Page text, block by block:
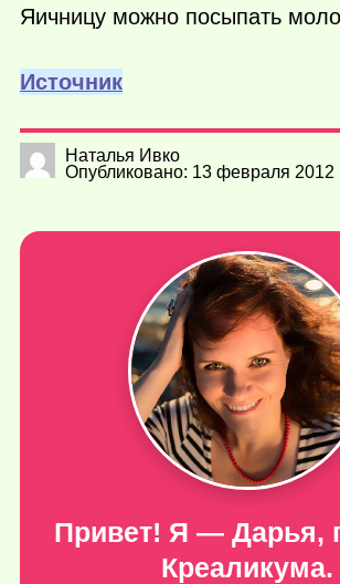
Яичницу можно посыпать
Источник
Наталья Ивко
Опубликовано: 13 февраля 2012
Привет! Я — Дарья,
Креаликума.